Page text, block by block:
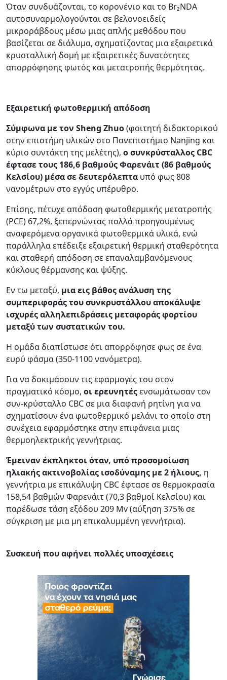
Όταν συνδυάζονται, το κορονένιο και το Br₂NDA
αυτοσυναρμολογούνται σε βελονοειδείς
μικροράβδους μέσω μιας απλής μεθόδου που
βασίζεται σε διάλυμα, σχηματίζοντας μια εξαιρετικά
κρυσταλλική δομή με εξαιρετικές δυνατότητες
απορρόφησης φωτός και μετατροπής θερμότητας.
Εξαιρετική φωτοθερμική απόδοση
Σύμφωνα με τον Sheng Zhuo(φοιτητή διδακτορικού
στην επιστήμη υλικών στο Πανεπιστήμιο Nanjing και
κύριο συντάκτη της μελέτης), ο συνκρύσταλλος CBC
έφτασε τους 186,6 βαθμούς Φαρενάιτ (86 βαθμούς
Κελσίου) μέσα σε δευτερόλεπτα υπό φως 808
νανομέτρων στο εγγύς υπέρυθρο.
Επίσης, πέτυχε απόδοση φωτοθερμικής μετατροπής
(PCE) 67,2%, ξεπερνώντας πολλά προηγουμένως
αναφερόμενα οργανικά φωτοθερμικά υλικά, ενώ
παράλληλα επέδειξε εξαιρετική θερμική σταθερότητα
και σταθερή απόδοση σε επαναλαμβανόμενους
κύκλους θέρμανσης και ψύξης.
Εν τω μεταξύ, μια εις βάθος ανάλυση της
συμπεριφοράς του συνκρυστάλλου αποκάλυψε
ισχυρές αλληλεπιδράσεις μεταφοράς φορτίου
μεταξύ των συστατικών του.
Η ομάδα διαπίστωσε ότι απορρόφησε φως σε ένα
ευρύ φάσμα (350-1100 νανόμετρα).
Για να δοκιμάσουν τις εφαρμογές του στον
πραγματικό κόσμο, οι ερευνητέςενσωμάτωσαν τον
συν-κρύσταλλο CBC σε μια διαφανή ρητίνη για να
σχηματίσουν ένα φωτοθερμικό μελάνι το οποίο στη
συνέχεια εφαρμόστηκε στην επιφάνεια μιας
θερμοηλεκτρικής γεννήτριας.
Έμειναν έκπληκτοι όταν, υπό προσομοίωση
ηλιακής ακτινοβολίας ισοδύναμης με 2 ήλιους, η
γεννήτρια με επικάλυψη CBC έφτασε σε θερμοκρασία
158,54 βαθμών Φαρενάιτ (70,3 βαθμοί Κελσίου) και
παρέδωσε τάση εξόδου 209 Mv (αύξηση 375% σε
σύγκριση με μια μη επικαλυμμένη γεννήτρια).
Συσκευή που αφήνει πολλές υποσχέσεις